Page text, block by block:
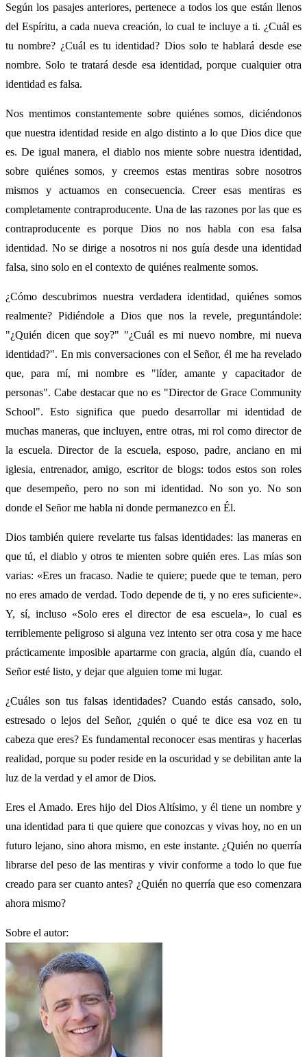
Según los pasajes anteriores, pertenece a todos los que están llenos
del Espíritu, a cada nueva creación, lo cual te incluye a ti. ¿Cuál es
tu nombre? ¿Cuál es tu identidad? Dios solo te hablará desde ese
nombre. Solo te tratará desde esa identidad, porque cualquier otra
identidad es falsa.
Nos mentimos constantemente sobre quiénes somos, diciéndonos
que nuestra identidad reside en algo distinto a lo que Dios dice que
es. De igual manera, el diablo nos miente sobre nuestra identidad,
sobre quiénes somos, y creemos estas mentiras sobre nosotros
mismos y actuamos en consecuencia. Creer esas mentiras es
completamente contraproducente. Una de las razones por las que es
contraproducente es porque Dios no nos habla con esa falsa
identidad. No se dirige a nosotros ni nos guía desde una identidad
falsa, sino solo en el contexto de quiénes realmente somos.
¿Cómo descubrimos nuestra verdadera identidad, quiénes somos
realmente? Pidiéndole a Dios que nos la revele, preguntándole:
"¿Quién dicen que soy?" "¿Cuál es mi nuevo nombre, mi nueva
identidad?". En mis conversaciones con el Señor, él me ha revelado
que, para mí, mi nombre es "líder, amante y capacitador de
personas". Cabe destacar que no es "Director de Grace Community
School". Esto significa que puedo desarrollar mi identidad de
muchas maneras, que incluyen, entre otras, mi rol como director de
la escuela. Director de la escuela, esposo, padre, anciano en mi
iglesia, entrenador, amigo, escritor de blogs: todos estos son roles
que desempeño, pero no son mi identidad. No son yo. No son
donde el Señor me habla ni donde permanezco en Él.
Dios también quiere revelarte tus falsas identidades: las maneras en
que tú, el diablo y otros te mienten sobre quién eres. Las mías son
varias: «Eres un fracaso. Nadie te quiere; puede que te teman, pero
no eres amado de verdad. Todo depende de ti, y no eres suficiente».
Y, sí, incluso «Solo eres el director de esa escuela», lo cual es
terriblemente peligroso si alguna vez intento ser otra cosa y me hace
prácticamente imposible apartarme con gracia, algún día, cuando el
Señor esté listo, y dejar que alguien tome mi lugar.
¿Cuáles son tus falsas identidades? Cuando estás cansado, solo,
estresado o lejos del Señor, ¿quién o qué te dice esa voz en tu
cabeza que eres? Es fundamental reconocer esas mentiras y hacerlas
realidad, porque su poder reside en la oscuridad y se debilitan ante la
luz de la verdad y el amor de Dios.
Eres el Amado. Eres hijo del Dios Altísimo, y él tiene un nombre y
una identidad para ti que quiere que conozcas y vivas hoy, no en un
futuro lejano, sino ahora mismo, en este instante. ¿Quién no querría
librarse del peso de las mentiras y vivir conforme a todo lo que fue
creado para ser cuanto antes? ¿Quién no querría que eso comenzara
ahora mismo?
Sobre el autor: